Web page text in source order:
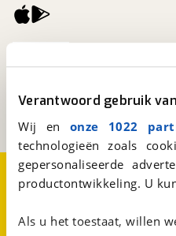
Verantwoord gebruik
Wij en onze 1022
technologieën zoals
gepersonaliseerde
productontwikkeling. U
Als u het toestaat, willen
Een initiatief van
Over viaBOVAG.nlDisclaimer-
CookievoorkeurenVacatures